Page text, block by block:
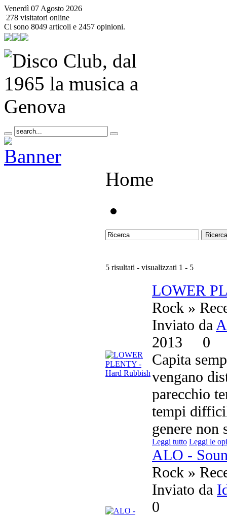
Venerdì 07 Agosto 2026
278 visitatori online
Ci sono 8049 articoli e 2457 opinioni.
Home
Ricerca
5 risultati - visualizzati 1 - 5
LOWER
Rock »
Inviato da
2013 0
Capita
vengano
parecchio
tempi
genere non
Leggi tutto Leggi le
ALO -
Rock »
Inviato da
0